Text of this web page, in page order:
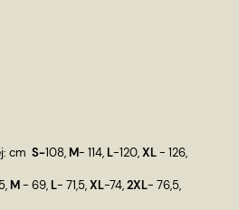
cm S-108,M- 114,L-120,XL- 126,
M- 69,L- 71,5,XL-74,2XL- 76,5,